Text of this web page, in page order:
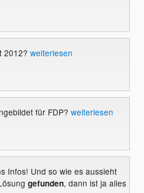
2012? weiterlesen
für FDP? weiterlesen
Infos! Und so wie es aussieht
gefunden, dann ist ja alles